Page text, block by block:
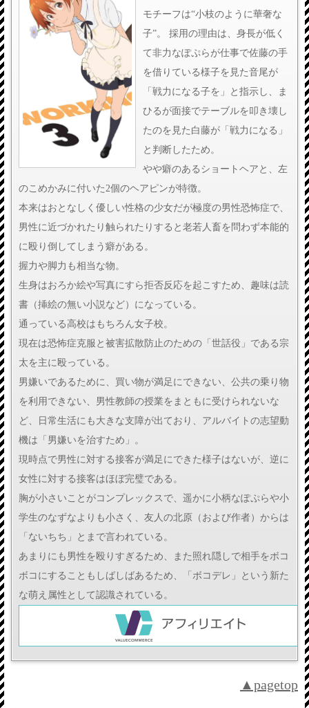
モチーフは“小枝のように華奢な
子”。 採用の理由は、身長が低く
て非力なぽぷらが仕事で佐藤の手
を借りている様子を見た音尾が
「戦力になる子を」と指示し、ま
ひるが面接でテーブルを叩き壊し
たのを見た白藤が「戦力になる」
と判断したため。
やや癖のあるショートヘアと、左
のこめかみに付いた2個のヘアピンが特徴。
本来はおとなしく優しい性格の少女だが極度の男性恐怖症で、
男性に近づかれたり触られたりすると老若人畜を問わず本能的
に殴り倒してしまう癖がある。
握力や脚力も相当な物。
生身はおろか絵や写真にすら拒否反応を起こすため、趣味は読
書（挿絵の無い小説など）になっている。
通っている高校はもちろん女子校。
現在は恐怖症克服と被害拡散防止のための「世話役」である宗
太を主に殴っている。
男嫌いであるために、買い物が満足にできない、公共の乗り物
を利用できない、男性教師の授業をまともに受けられないな
ど、日常生活にも大きな支障が出ており、アルバイトの志望動
機は「男嫌いを治すため」。
現時点で男性に対する接客が満足にできた様子はないが、逆に
女性に対する接客はほぼ完璧である。
胸が小さいことがコンプレックスで、遥かに小柄なぽぷらや小
学生のなずなよりも小さく、友人の北原（および作者）からは
「ないちち」とまで言われている。
あまりにも男性を殴りすぎるため、また照れ隠しで相手をボコ
ボコにすることもしばしばあるため、「ボコデレ」という新た
な萌え属性として認識されている。
▲pagetop